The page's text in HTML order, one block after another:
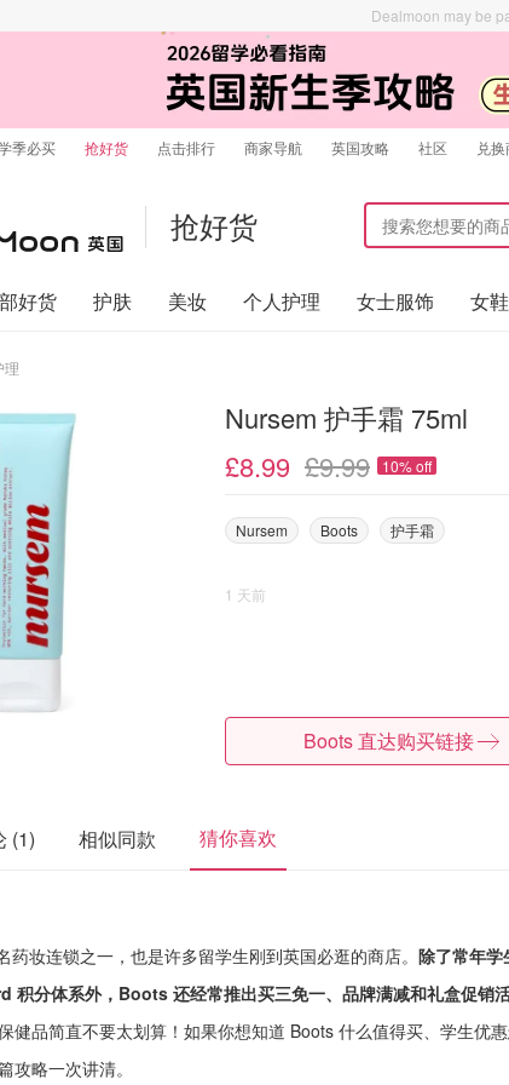
Dealmoon may be
季必买 抢好货 点击排行 商家导航 英国攻略 社区 兑
抢好货
好货 护肤 美妆 个人护理 女士服饰 女鞋
理
Nursem 护手霜 75ml
£8.99 £9.99 10% off
Nursem Boots 护手霜
1 天前
Boots 直达购买链接
(1) 相似同款 猜你喜欢
药妆连锁之一，也是许多留学生刚到英国必逛的商店。 除了常年学
积分体系外，Boots 还经常推出买三免一、品牌满减和礼盒促销
健品简直不要太划算！如果你想知道 Boots 什么值得买、学生优
攻略一次讲清。